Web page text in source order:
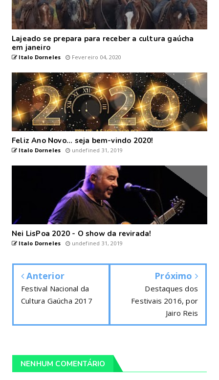
Lajeado se prepara para receber a cultura gaúcha
em janeiro
Italo Dorneles Fevereiro 04, 2020
Feliz Ano Novo... seja bem-vindo 2020!
Italo Dorneles undefined 31, 2019
Nei LisPoa 2020 - O show da revirada!
Italo Dorneles undefined 31, 2019
Anterior
Festival Nacional da
Cultura Gaúcha 2017
Próximo
Destaques dos
Festivais 2016, por
Jairo Reis
NENHUM COMENTÁRIO